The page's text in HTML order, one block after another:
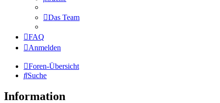
Das Team
FAQ
Anmelden
Foren-Übersicht
Suche
Information